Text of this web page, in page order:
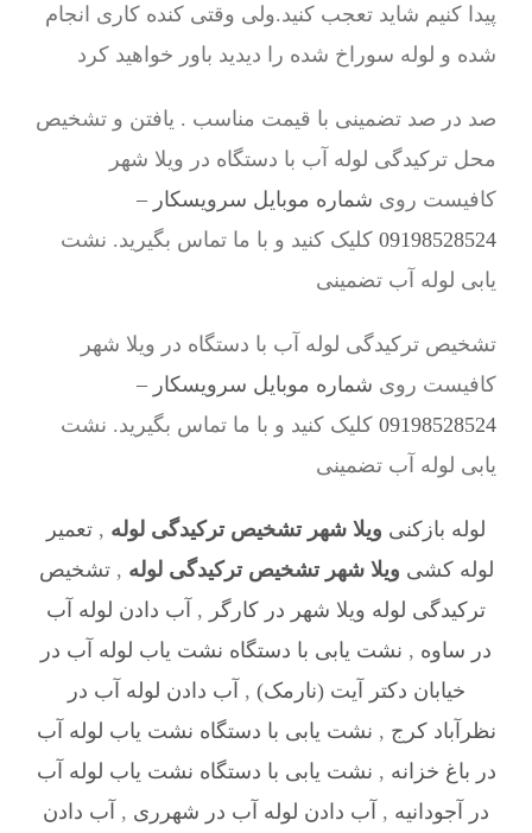
پیدا کنیم شاید تعجب کنید.ولی وقتی کنده کاری انجام
شده و لوله سوراخ شده را دیدید باور خواهید کرد
صد در صد تضمینی با قیمت مناسب . یافتن و تشخیص
محل ترکیدگی لوله آب با دستگاه در ویلا شهر
کافیست روی شماره موبایل سرویسکار –
09198528524 کلیک کنید و با ما تماس بگیرید. نشت
یابی لوله آب تضمینی
تشخیص ترکیدگی لوله آب با دستگاه در ویلا شهر
کافیست روی شماره موبایل سرویسکار –
09198528524 کلیک کنید و با ما تماس بگیرید. نشت
یابی لوله آب تضمینی
لوله بازکنی ویلا شهر تشخیص ترکیدگی لوله , تعمیر
لوله کشی ویلا شهر تشخیص ترکیدگی لوله ,تشخیص
ترکیدگی لوله ویلا شهر در کارگر , آب دادن لوله آب
در ساوه , نشت یابی با دستگاه نشت یاب لوله آب در
خیابان دکتر آیت (نارمک) , آب دادن لوله آب در
نظرآباد کرج , نشت یابی با دستگاه نشت یاب لوله آب
در باغ خزانه , نشت یابی با دستگاه نشت یاب لوله آب
در آجودانیه , آب دادن لوله آب در شهرری , آب دادن